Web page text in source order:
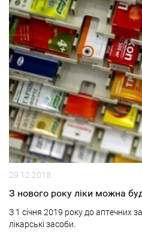
29.12.2018
З нового року ліки можна
З 1 січня 2019 року до аптечних
лікарські засоби.